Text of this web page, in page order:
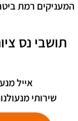
המעניקים רמת
תושבי נס
אייל
שירותי